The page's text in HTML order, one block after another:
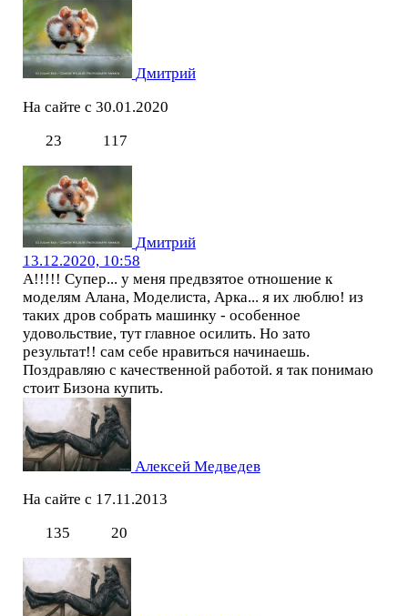
Дмитрий
На сайте с 30.01.2020
23
117
Дмитрий
13.12.2020, 10:58
А!!!!! Супер... у меня предвзятое отношение к
моделям Алана, Моделиста, Арка... я их люблю! из
таких дров собрать машинку - особенное
удовольствие, тут главное осилить. Но зато
результат!! сам себе нравиться начинаешь.
Поздравляю с качественной работой. я так понимаю
стоит Бизона купить.
Алексей Медведев
На сайте с 17.11.2013
135
20